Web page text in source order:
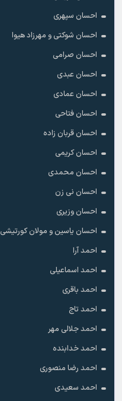
احسان سپهری
احسان شوکتی و مهرزاد هیوا
احسان صرامی
احسان عبدی
احسان عمادی
احسان فتاحی
احسان قربان زاده
احسان کریمی
احسان محمدی
احسان نی زن
احسان وزیری
احسان یاسین و مولان کورتیشی
احمد آرا
احمد اسماعیلی
احمد باقری
احمد تاج
احمد جلالی مهر
احمد خدابنده
احمد رضا منصوری
احمد سعیدی